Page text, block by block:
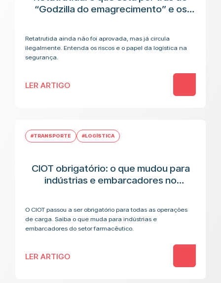
“Godzilla do emagrecimento” e os
Retatrutida ainda não foi aprovada, mas já circula
ilegalmente. Entenda os riscos e o papel da logística na
segurança.
LER ARTIGO
#TRANSPORTE #LOGÍSTICA
CIOT obrigatório: o que mudou para
indústrias e embarcadores no
O CIOT passou a ser obrigatório para todas as operações
de carga. Saiba o que muda para indústrias e
embarcadores do setor farmacêutico.
LER ARTIGO